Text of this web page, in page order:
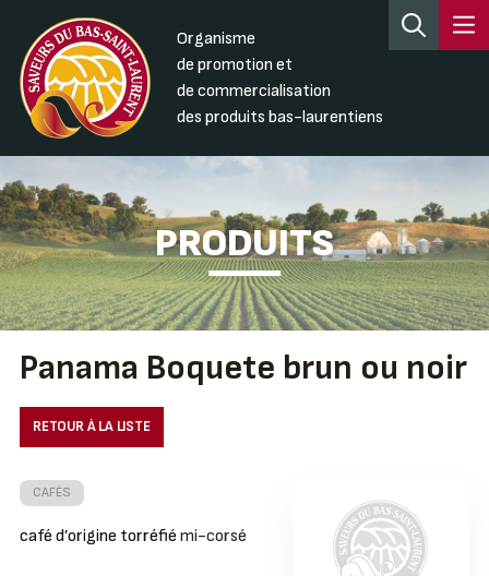
Organisme
de promotion et
de commercialisation
des produits bas-laurentiens
PRODUITS
Panama Boquete brun ou noir
RETOUR À LA LISTE
CAFÉS
café d’origine torréfié mi-corsé